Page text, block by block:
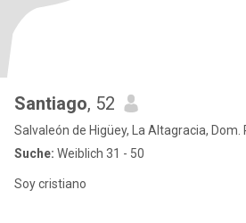
Santiago, 52
Salvaleón de Higüey, La Altagracia, Dom.
Suche: Weiblich 31 - 50
Soy cristiano